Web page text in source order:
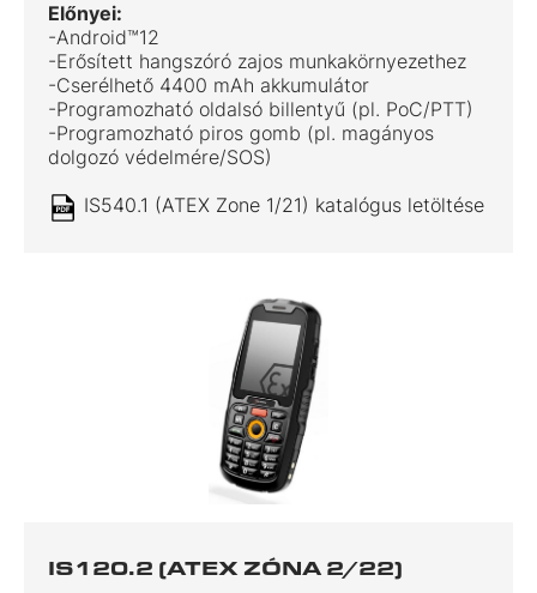
Előnyei:
-Android™12
-Erősített hangszóró zajos munkakörnyezethez
-Cserélhető 4400 mAh akkumulátor
-Programozható oldalsó billentyű (pl. PoC/PTT)
-Programozható piros gomb (pl. magányos
dolgozó védelmére/SOS)
IS540.1 (ATEX Zone 1/21) katalógus letöltése
IS120.2 (ATEX ZÓNA 2/22)